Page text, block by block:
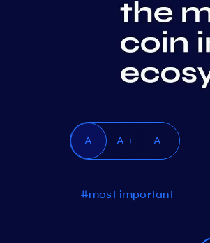
A A + A -
#most important